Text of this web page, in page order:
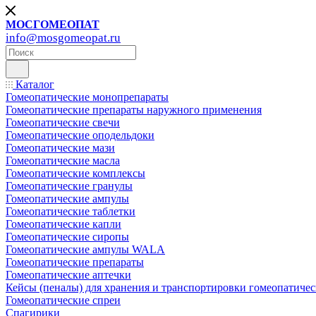
МОСГОМЕОПАТ
info@mosgomeopat.ru
Каталог
Гомеопатические монопрепараты
Гомеопатические препараты наружного применения
Гомеопатические свечи
Гомеопатические оподельдоки
Гомеопатические мази
Гомеопатические масла
Гомеопатические комплексы
Гомеопатические гранулы
Гомеопатические ампулы
Гомеопатические таблетки
Гомеопатические капли
Гомеопатические сиропы
Гомеопатические ампулы WALA
Гомеопатические препараты
Гомеопатические аптечки
Кейсы (пеналы) для хранения и транспортировки
Гомеопатические спреи
Спагирики